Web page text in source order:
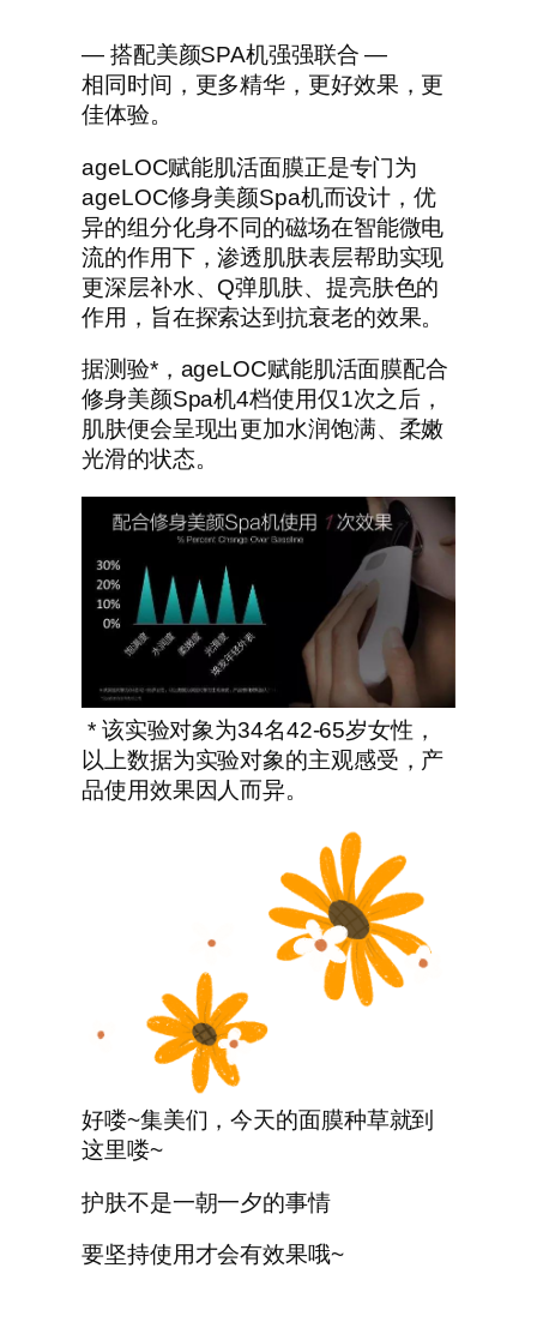
— 搭配美颜SPA机强强联合 —
相同时间，更多精华，更好效果，更
佳体验。
ageLOC赋能肌活面膜正是专门为
ageLOC修身美颜Spa机而设计，优
异的组分化身不同的磁场在智能微电
流的作用下，渗透肌肤表层帮助实现
更深层补水、Q弹肌肤、提亮肤色的
作用，旨在探索达到抗衰老的效果。
据测验*，ageLOC赋能肌活面膜配合
修身美颜Spa机4档使用仅1次之后，
肌肤便会呈现出更加水润饱满、柔嫩
光滑的状态。
* 该实验对象为34名42-65岁女性，
以上数据为实验对象的主观感受，产
品使用效果因人而异。
好喽~集美们，今天的面膜种草就到
这里喽~
护肤不是一朝一夕的事情
要坚持使用才会有效果哦~